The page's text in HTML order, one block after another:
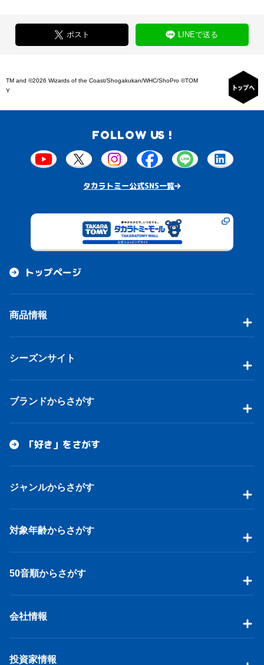
ポスト LINEで送る
TM and ©2026 Wizards of the Coast/Shogakukan/WHC/ShoPro ©TOM
Y
FOLLOW US !
タカラトミー公式SNS一覧
トップページ
商品情報
シーズンサイト
ブランドからさがす
「好き」をさがす
ジャンルからさがす
対象年齢からさがす
50音順からさがす
会社情報
投資家情報